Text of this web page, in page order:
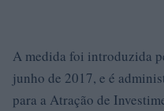
A medida foi introduzida
junho de 2017, e é
para a Atração de